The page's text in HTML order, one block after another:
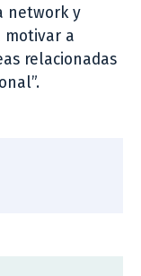
network y
motivar a
relacionadas